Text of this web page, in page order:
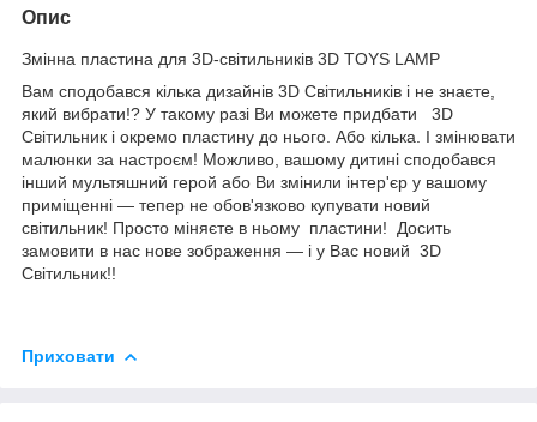
Опис
Змінна пластина для 3D-світильників 3D TOYS LAMP
Вам сподобався кілька дизайнів 3D Світильників і не знаєте,
який вибрати!? У такому разі Ви можете придбати 3D
Світильник і окремо пластину до нього. Або кілька. І змінювати
малюнки за настроєм! Можливо, вашому дитині сподобався
інший мультяшний герой або Ви змінили інтер'єр у вашому
приміщенні — тепер не обов'язково купувати новий
світильник! Просто міняєте в ньому пластини! Досить
замовити в нас нове зображення — і у Вас новий 3D
Світильник!!
Приховати